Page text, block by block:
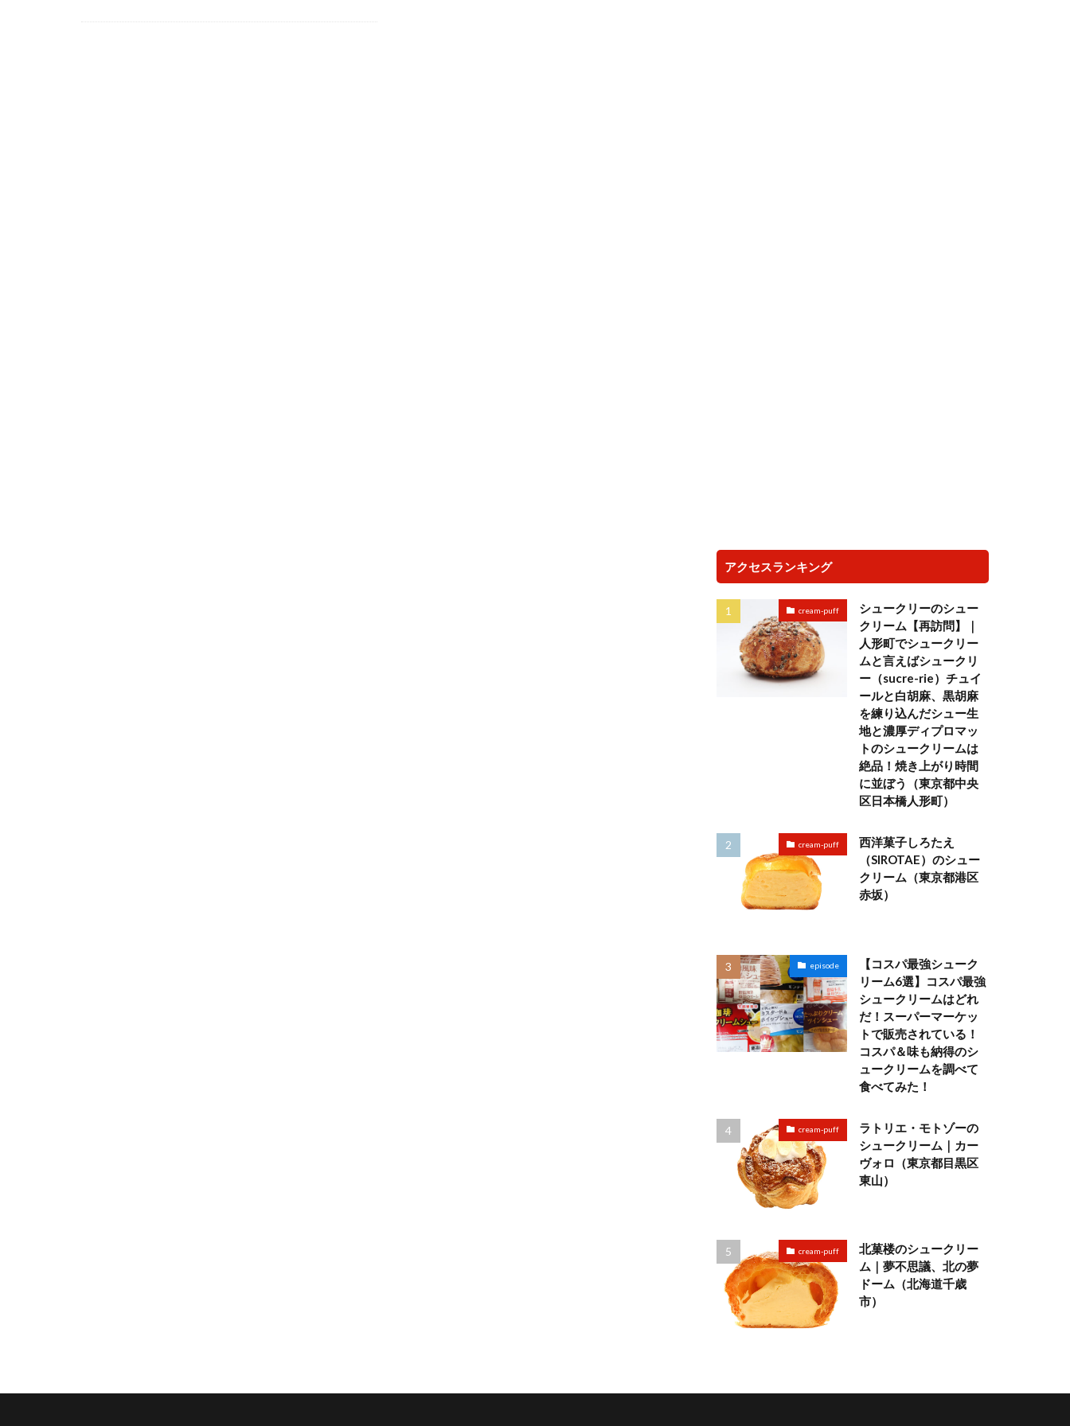
アクセスランキング
cream-puff
シュークリーのシュー
クリーム【再訪問】｜
人形町でシュークリー
ムと言えばシュークリ
ー（sucre-rie）チュイ
ールと白胡麻、黒胡麻
を練り込んだシュー生
地と濃厚ディプロマッ
トのシュークリームは
絶品！焼き上がり時間
に並ぼう（東京都中央
区日本橋人形町）
cream-puff
西洋菓子しろたえ
（SIROTAE）のシュー
クリーム（東京都港区
赤坂）
episode
【コスパ最強シューク
リーム6選】コスパ最強
シュークリームはどれ
だ！スーパーマーケッ
トで販売されている！
コスパ＆味も納得のシ
ュークリームを調べて
食べてみた！
cream-puff
ラトリエ・モトゾーの
シュークリーム｜カー
ヴォロ（東京都目黒区
東山）
cream-puff
北菓楼のシュークリー
ム｜夢不思議、北の夢
ドーム（北海道千歳
市）